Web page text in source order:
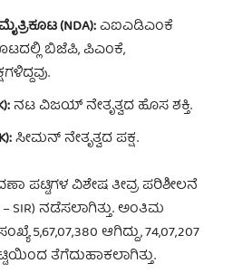
(NDA):ಎಐಎಡಿಎಂಕೆ
ಬಿಜೆಪಿ, ಪಿಎಂಕೆ,
ನಟ ವಿಜಯ್ ನೇತೃತ್ವದ ಹೊಸ ಶಕ್ತಿ.
ಸೀಮನ್ ನೇತೃತ್ವದ ಪಕ್ಷ.
ಪಟ್ಟಿಗಳ ವಿಶೇಷ ತೀವ್ರ ಪರಿಶೀಲನೆ
– SIR) ನಡೆಸಲಾಗಿತ್ತು. ಅಂತಿಮ
ಆಗಿದ್ದು, 74,07,207
ತೆಗೆದುಹಾಕಲಾಗಿತ್ತು.